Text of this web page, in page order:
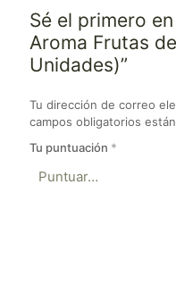
Sé el primero
Aroma Frutas
Unidades)”
Tu dirección de correo
campos obligatorios
Tu puntuación *